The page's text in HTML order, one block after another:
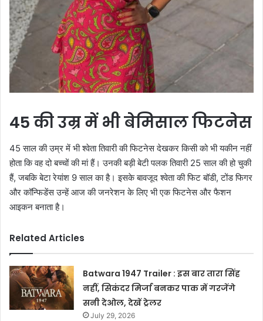
45 की उम्र में भी बेमिसाल फिटनेस
45 साल की उम्र में भी श्वेता तिवारी की फिटनेस देखकर किसी को भी यकीन नहीं
होता कि वह दो बच्चों की मां हैं। उनकी बड़ी बेटी पलक तिवारी 25 साल की हो चुकी
हैं, जबकि बेटा रेयांश 9 साल का है। इसके बावजूद श्वेता की फिट बॉडी, टोंड फिगर
और कॉन्फिडेंस उन्हें आज की जनरेशन के लिए भी एक फिटनेस और फैशन
आइकन बनाता है।
Related Articles
Batwara 1947 Trailer : इस बार तारा सिंह
नहीं, सिकंदर मिर्जा बनकर पाक में गरजेंगे
सनी देओल, देखें ट्रेलर
July 29, 2026